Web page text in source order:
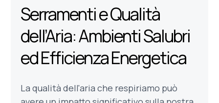
Serramenti e Qualità
dell’Aria: Ambienti Salubri
ed Efficienza Energetica
La qualità dell'aria che respiriamo può